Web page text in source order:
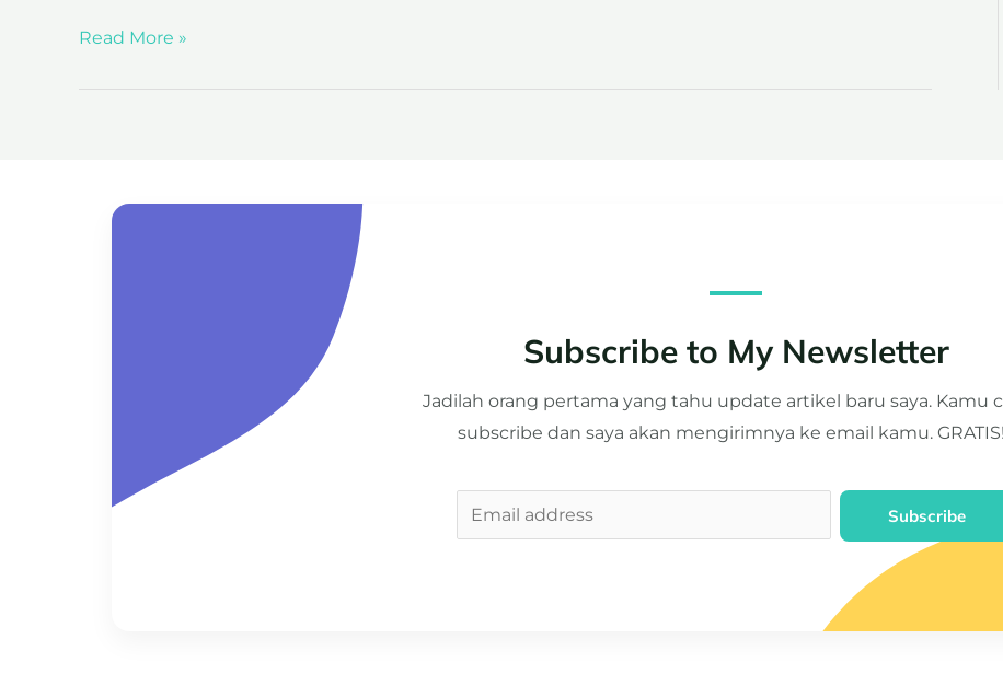
Read More »
Subscribe to My Newsletter
Jadilah orang pertama yang tahu update artikel baru saya. Kamu
subscribe dan saya akan mengirimnya ke email kamu.
Subscribe